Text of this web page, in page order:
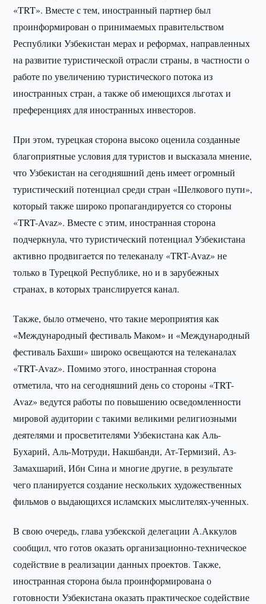
«TRT». Вместе с тем, иностранный партнер был
проинформирован о принимаемых правительством
Республики Узбекистан мерах и реформах, направленных
на развитие туристической отрасли страны, в частности о
работе по увеличению туристического потока из
иностранных стран, а также об имеющихся льготах и
преференциях для иностранных инвесторов.
При этом, турецкая сторона высоко оценила созданные
благоприятные условия для туристов и высказала мнение,
что Узбекистан на сегодняшний день имеет огромный
туристический потенциал среди стран «Шелкового пути»,
который также широко пропагандируется со стороны
«TRT-Avaz». Вместе с этим, иностранная сторона
подчеркнула, что туристический потенциал Узбекистана
активно продвигается по телеканалу «TRT-Avaz» не
только в Турецкой Республике, но и в зарубежных
странах, в которых транслируется канал.
Также, было отмечено, что такие мероприятия как
«Международный фестиваль Маком» и «Международный
фестиваль Бахши» широко освещаются на телеканалах
«TRT-Avaz». Помимо этого, иностранная сторона
отметила, что на сегодняшний день со стороны «TRT-
Avaz» ведутся работы по повышению осведомленности
мировой аудитории с такими великими религиозными
деятелями и просветителями Узбекистана как Аль-
Бухарий, Аль-Мотруди, Накшбанди, Ат-Термизий, Аз-
Замахшарий, Ибн Сина и многие другие, в результате
чего планируется создание нескольких художественных
фильмов о выдающихся исламских мыслителях-ученных.
В свою очередь, глава узбекской делегации А.Аккулов
сообщил, что готов оказать организационно-техническое
содействие в реализации данных проектов. Также,
иностранная сторона была проинформирована о
готовности Узбекистана оказать практическое содействие